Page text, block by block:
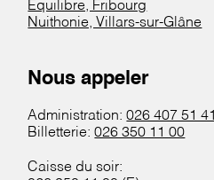
Equilibre, Fribourg
Nuithonie, Villars-sur-Glâne
Nous appeler
Administration:026 407 51 41
Billetterie:026 350 11 00
Caisse du soir: